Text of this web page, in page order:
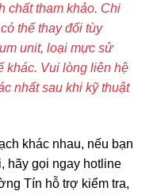
chất tham khảo. Chi
thể thay đổi tùy
unit, loại mực sử
khác. Vui lòng liên hệ
nhất sau khi kỹ thuật
khác nhau, nếu bạn
hãy gọi ngay hotline
Tín hỗ trợ kiểm tra,